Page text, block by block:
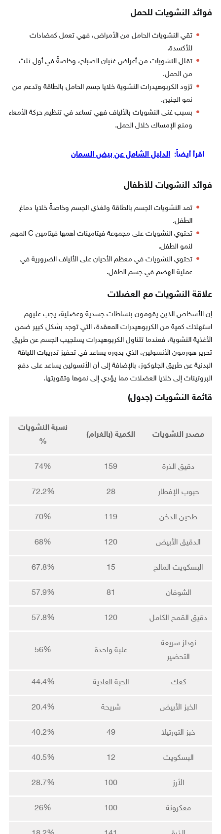
فوائد النشويات للحمل
تقي النشويات الحامل من الأمراض، فهي تعمل كمضادات
للأكسدة.
تقلل النشويات من أعراض غثيان الصباح، وخاصةً في أول ثلث
من الحمل.
تزود الكربوهيدرات النشوية خلايا جسم الحامل بالطاقة وتدعم من
نمو الجنين.
بسبب غنى النشويات بالألياف فهي تساعد في تنظيم حركة الأمعاء
ومنع الإمساك خلال الحمل.
اقرأ أيضاً: الدليل الشامل عن بيض السمان
فوائد النشويات للأطفال
تمد النشويات الجسم بالطاقة وتغذي الجسم وخاصةً خلايا دماغ
الطفل.
تحتوي النشويات على مجموعة فيتامينات أهمها فيتامين C المهم
لنمو الطفل.
تحتوي النشويات في معظم الأحيان على الألياف الضرورية في
عملية الهضم في جسم الطفل.
علاقة النشويات مع العضلات
إن الأشخاص الذين يقومون بنشاطات جسدية وعضلية، يجب عليهم
استهلاك كمية من الكربوهيدرات المعقدة، التي توجد بشكل كبير ضمن
الأغذية النشوية، فعندما تتناول الكربوهيدرات يستجيب الجسم عن طريق
تحرير هورمون الأنسولين، الذي بدوره يساعد في تحفيز تدريبات اللياقة
البدنية عن طريق الجلوكوز، بالإضافة إلى أن الأنسولين يساعد على دفع
البروتينات إلى خلايا العضلات مما يؤدي إلى نموها وتقويتها.
قائمة النشويات (جدول)
مصدر النشويات الكمية (بالغرام)
نسبة النشويات
%
دقيق الذرة 159
74%
حبوب الإفطار 28
72.2%
طحين الدخن 119
70%
الدقيق الأبيض 120
68%
البسكويت المالح 15
67.8%
الشوفان 81
57.9%
دقيق القمح الكامل 120
57.8%
نودلز سريعة
التحضير
علبة واحدة 56%
كعك الحبة العادية 44.4%
الخبز الأبيض شريحة 20.4%
خبز التورتيلا 49
40.2%
البسكويت 12
40.5%
الأرز 100
28.7%
معكرونة 100
26%